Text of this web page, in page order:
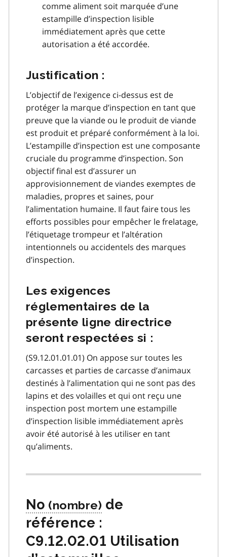
comme aliment soit marquée d’une
estampille d’inspection lisible
immédiatement après que cette
autorisation a été accordée.
Justification :
L’objectif de l’exigence ci-dessus est de
protéger la marque d’inspection en tant que
preuve que la viande ou le produit de viande
est produit et préparé conformément à la loi.
L’estampille d’inspection est une composante
cruciale du programme d’inspection. Son
objectif final est d’assurer un
approvisionnement de viandes exemptes de
maladies, propres et saines, pour
l’alimentation humaine. Il faut faire tous les
efforts possibles pour empêcher le frelatage,
l’étiquetage trompeur et l’altération
intentionnels ou accidentels des marques
d’inspection.
Les exigences
réglementaires de la
présente ligne directrice
seront respectées si :
(S9.12.01.01.01) On appose sur toutes les
carcasses et parties de carcasse d’animaux
destinés à l’alimentation qui ne sont pas des
lapins et des volailles et qui ont reçu une
inspection post mortem une estampille
d’inspection lisible immédiatement après
avoir été autorisé à les utiliser en tant
qu’aliments.
No
de
référence :
C9.12.02.01 Utilisation